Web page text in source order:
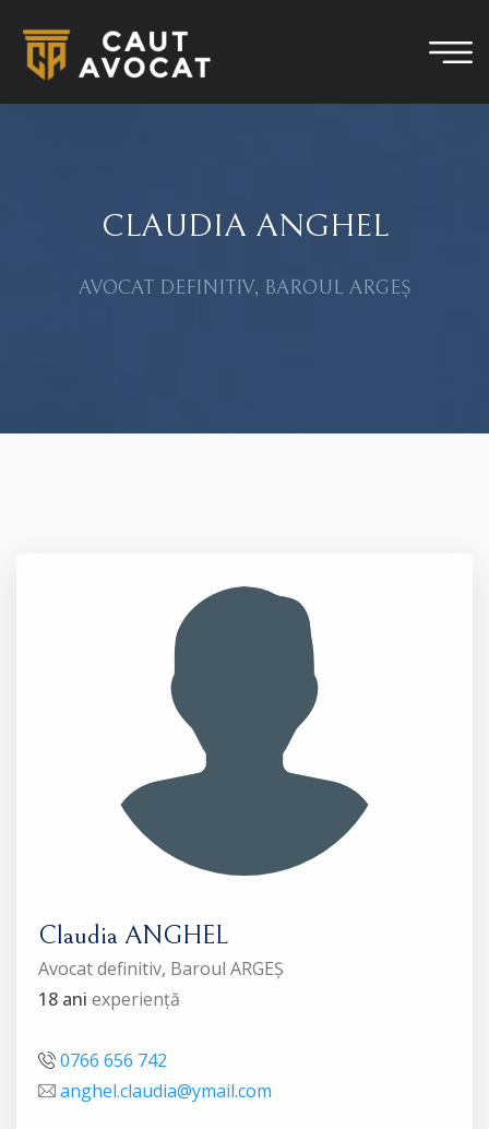
CLAUDIA ANGHEL
AVOCAT DEFINITIV, BAROUL ARGEȘ
Claudia ANGHEL
Avocat definitiv, Baroul ARGEȘ
18 ani experiență
0766 656 742
anghel.claudia@ymail.com